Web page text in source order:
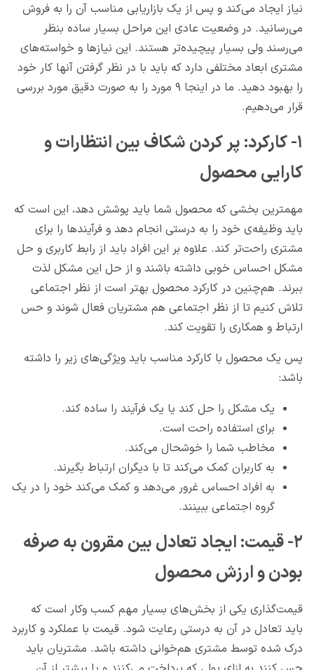
نیاز ایجاد می‌کند و پس از یک بازاریابی مناسب آن را به فروش
می‌رسانید. در وضعیت عادی این مراحل بسیار ساده بنظر
می‌رسند ولی بسیار پیچیده‌تر هستند. این نیازها و خواسته‌های
مشتری ابعاد مختلفی دارد که باید با در نظر گرفتن آنها کار خود
را بهبود دهید. ما در اینجا ۹ مورد را به صورت دقیق مورد بررسی
قرار می‌دهیم.
۱- کارکرد: پر کردن شکاف بین انتظارات و
کارایی محصول
مهمترین بخشی که محصول شما باید پوشش دهد، این است که
باید وظیفه‌ی خود را به درستی انجام دهد و فرآیندها را برای
مشتری راحت‌تر کند. علاوه بر این افراد باید از رابط کاربری و حل
مشکل احساس خوبی داشته باشند و از حل این مشکل لذت
ببرند. هم‌چنین در کارکرد محصول بهتر است از نظر اجتماعی
تلاش کنیم تا از نظر اجتماعی هم مشتریان فعال شوند و حس
ارتباط و همکاری را تقویت کند.
پس یک محصول با کارکرد مناسب باید ویژگی‌های زیر را داشته
باشد:
یک مشکل را حل کند یا یک فرآیند را ساده کند.
برای استفاده راحت است.
مخاطب شما را خوشحال می‌کند.
به کاربران کمک می‌کند تا با دیگران ارتباط بگیرند.
به افراد احساس غرور می‌دهد و کمک می‌کند خود را در یک
گروه اجتماعی ببینند.
۲- قیمت: ایجاد تعادل بین مقرون به صرفه
بودن و ارزش محصول
قیمت‌گذاری یکی از بخش‌های بسیار مهم کسب وکار است که
باید تعادل در آن به درستی رعایت شود. قیمت با عملکرد و کاربرد
درک شده توسط مشتری هم‌خوانی داشته باشد. مشتریان باید